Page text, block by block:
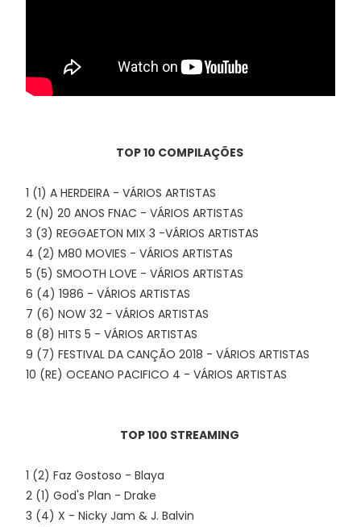
TOP 10 COMPILAÇÕES
1 (1) A HERDEIRA - VÁRIOS ARTISTAS
2 (N) 20 ANOS FNAC - VÁRIOS ARTISTAS
3 (3) REGGAETON MIX 3 -VÁRIOS ARTISTAS
4 (2) M80 MOVIES - VÁRIOS ARTISTAS
5 (5) SMOOTH LOVE - VÁRIOS ARTISTAS
6 (4) 1986 - VÁRIOS ARTISTAS
7 (6) NOW 32 - VÁRIOS ARTISTAS
8 (8) HITS 5 - VÁRIOS ARTISTAS
9 (7) FESTIVAL DA CANÇÃO 2018 - VÁRIOS ARTISTAS
10 (RE) OCEANO PACIFICO 4 - VÁRIOS ARTISTAS
TOP 100 STREAMING
1 (2) Faz Gostoso - Blaya
2 (1) God's Plan - Drake
3 (4) X - Nicky Jam & J. Balvin